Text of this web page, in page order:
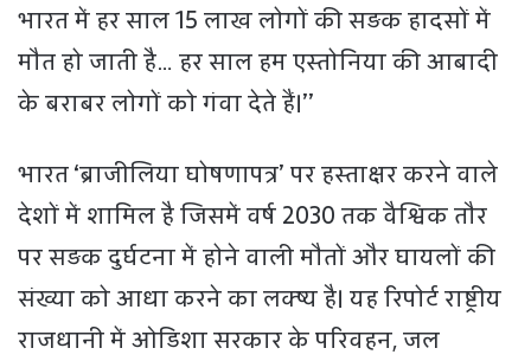
भारत में हर साल 15 लाख लोगों की सड़क हादसों में
मौत हो जाती है… हर साल हम एस्तोनिया की आबादी
के बराबर लोगों को गंवा देते हैं।’’
भारत ‘ब्राजीलिया घोषणापत्र’ पर हस्ताक्षर करने वाले
देशों में शामिल है जिसमें वर्ष 2030 तक वैश्विक तौर
पर सड़क दुर्घटना में होने वाली मौतों और घायलों की
संख्या को आधा करने का लक्ष्य है। यह रिपोर्ट राष्ट्रीय
राजधानी में ओडिशा सरकार के परिवहन, जल